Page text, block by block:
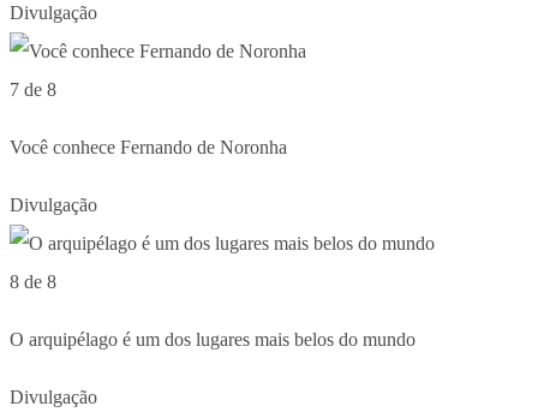
Divulgação
7 de 8
Você conhece Fernando de Noronha
Divulgação
8 de 8
O arquipélago é um dos lugares mais belos do mundo
Divulgação